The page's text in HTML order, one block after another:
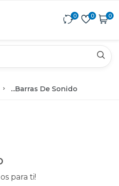
0 0 0
...Barras De Sonido
para ti!